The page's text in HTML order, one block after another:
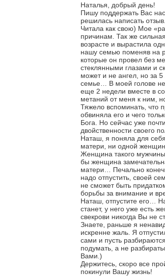
Наталья, добрый день!
Пишу поддержать Вас
решилась написать
Читала как свою) Мое
причинам. Так же
возрасте и вырастила
нашу семью поменяв на
которые он провел без
стеклянными глазами и
может и не ангел, но за 5
семье… В моей голове не
еще 2 недели вместе в
метаний от меня к ним,
Тяжело вспоминать, что
обвиняла его и чего
Бога. Но сейчас уже
двойственности своего
Наташ, я поняла для
матери, ни одной
Женщина такого мужчины
бы женщина
матери… Печально
надо отпустить, своей
не сможет быть
борьбы за внимание и
Наташ, отпустите его…
станет, у него уже есть
свекрови никогда Вы не
Знаете, раньше я
искренне жаль. Я
сами и пусть
подумать, а не
Вами.)
Держитесь, скоро все
покинули Вашу жизнь!